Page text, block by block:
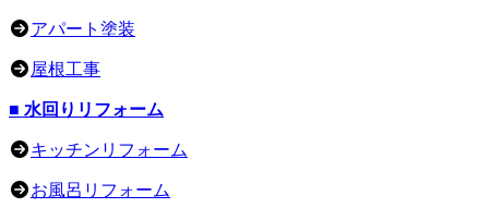
アパート塗装
屋根工事
■ 水回りリフォーム
キッチンリフォーム
お風呂リフォーム